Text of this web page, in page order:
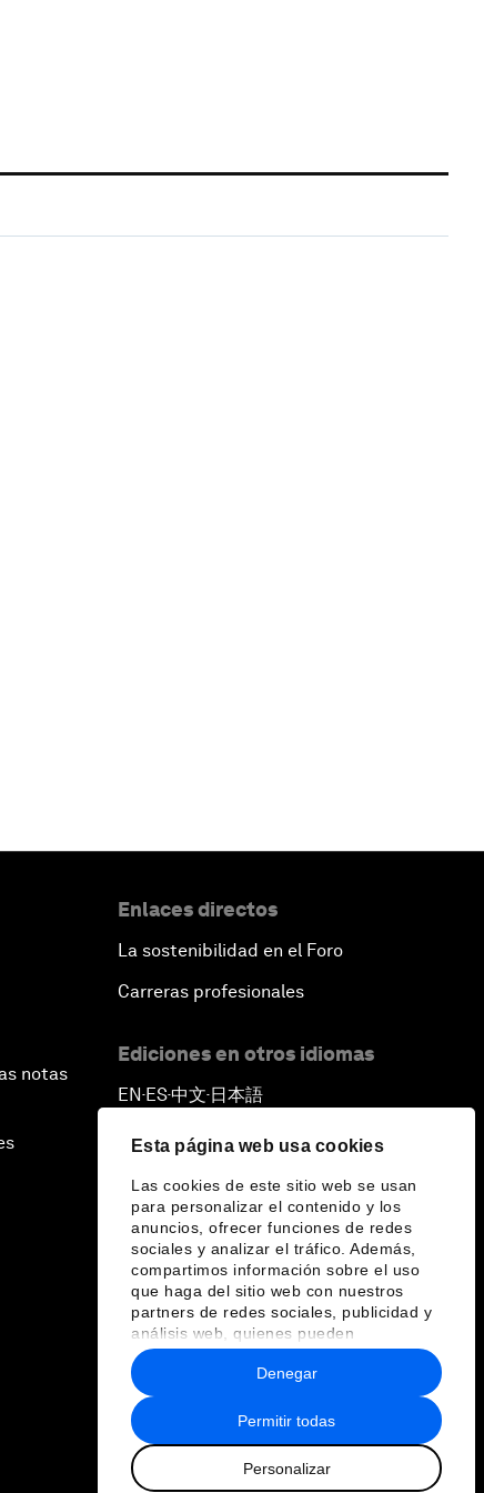
Esta página web usa cookies
Las cookies de este sitio web se usan
para personalizar el contenido y los
anuncios, ofrecer funciones de redes
sociales y analizar el tráfico. Además,
compartimos información sobre el uso
que haga del sitio web con nuestros
partners de redes sociales, publicidad y
análisis web, quienes pueden
combinarla con otra información que les
haya proporcionado o que hayan
recopilado a partir del uso que haya
hecho de sus servicios.
Permitir todas
Personalizar
Denegar
notas
Enlaces directos
La sostenibilidad en el Foro
Carreras profesionales
Ediciones en otros idiomas
EN ▪ ES▪中文▪ 日本語